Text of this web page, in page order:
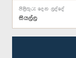
සියල්ල
පිළිතුරු දෙන ලද්දේ